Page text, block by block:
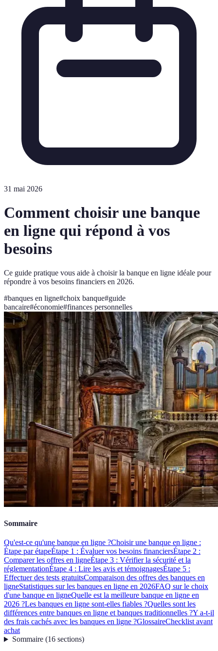
31 mai 2026
Comment choisir une banque
en ligne qui répond à vos
besoins
Ce guide pratique vous aide à choisir la banque en ligne idéale pour
répondre à vos besoins financiers en 2026.
#banques en ligne#choix banque#guide
bancaire#économie#finances personnelles
Sommaire
Qu'est-ce qu'une banque en ligne ?Choisir une banque en ligne :
Étape par étapeÉtape 1 : Évaluer vos besoins financiersÉtape 2 :
Comparer les offres en ligneÉtape 3 : Vérifier la sécurité et la
réglementationÉtape 4 : Lire les avis et témoignagesÉtape 5 :
Effectuer des tests gratuitsComparaison des offres des banques en
ligneStatistiques sur les banques en ligne en 2026FAQ sur le choix
d'une banque en ligneQuelle est la meilleure banque en ligne en
2026 ?Les banques en ligne sont-elles fiables ?Quelles sont les
différences entre banques en ligne et banques traditionnelles ?Y a-t-il
des frais cachés avec les banques en ligne ?GlossaireChecklist avant
achat
Sommaire(16 sections)